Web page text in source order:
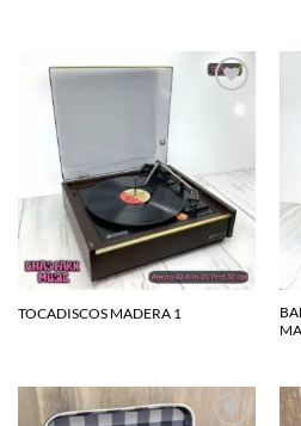
Agregar
TOCADISCOS MADERA 1